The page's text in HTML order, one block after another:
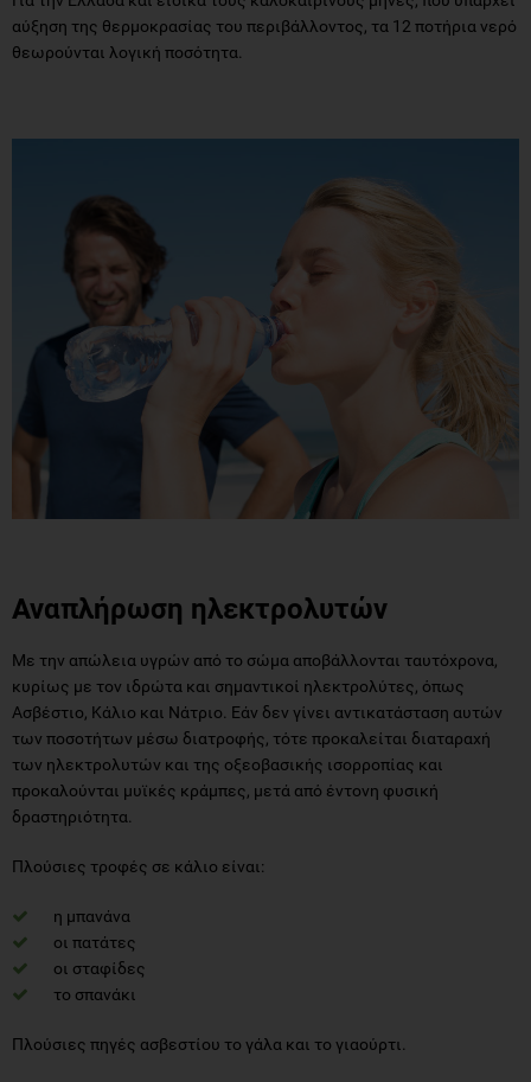
αύξηση της θερμοκρασίας του περιβάλλοντος, τα 12 ποτήρια νερό
θεωρούνται λογική ποσότητα.
Αναπλήρωση ηλεκτρολυτών
Με την απώλεια υγρών από το σώμα αποβάλλονται ταυτόχρονα,
κυρίως με τον ιδρώτα και σημαντικοί ηλεκτρολύτες, όπως
Ασβέστιο, Κάλιο και Νάτριο. Εάν δεν γίνει αντικατάσταση αυτών
των ποσοτήτων μέσω διατροφής, τότε προκαλείται διαταραχή
των ηλεκτρολυτών και της οξεοβασικής ισορροπίας και
προκαλούνται μυϊκές κράμπες, μετά από έντονη φυσική
δραστηριότητα.
Πλούσιες τροφές σε κάλιο είναι:
η μπανάνα
οι πατάτες
οι σταφίδες
το σπανάκι
Πλούσιες πηγές ασβεστίου το γάλα και το γιαούρτι.